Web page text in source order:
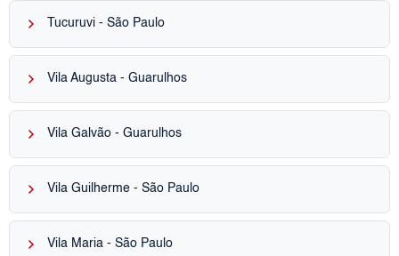
keyboard_arrow_right Tucuruvi - São Paulo
keyboard_arrow_right Vila Augusta - Guarulhos
keyboard_arrow_right Vila Galvão - Guarulhos
keyboard_arrow_right Vila Guilherme - São Paulo
keyboard_arrow_right Vila Maria - São Paulo